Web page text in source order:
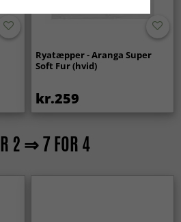
Ryatæpper - Aranga Super
Soft Fur (hvid)
kr.259
2 ⇒ 7 FOR 4